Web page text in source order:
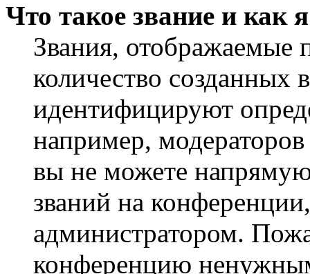
Что такое звание и как
Звания,
количество
идентифицируют
например,
вы не можете
званий на
администратором.
конференцию